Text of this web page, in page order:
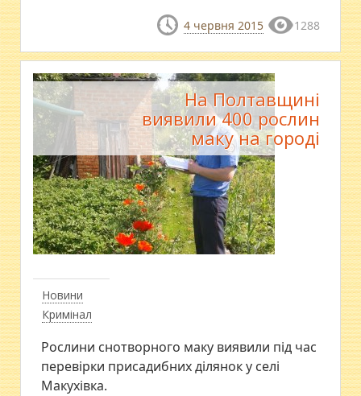
4 червня 2015 1288
Новини
Кримінал
На Полтавщині
виявили 400 рослин
маку на городі
Рослини снотворного маку виявили під час
перевірки присадибних ділянок у селі
Макухівка.